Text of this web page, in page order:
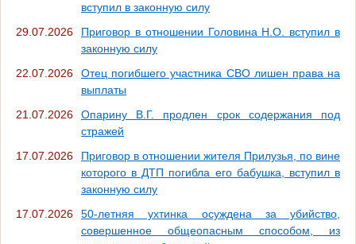
вступил в законную силу
29.07.2026
Приговор в отношении Головина Н.О. вступил в
законную силу
22.07.2026
Отец погибшего участника СВО лишен права на
выплаты
21.07.2026
Опарину В.Г. продлен срок содержания под
стражей
17.07.2026
Приговор в отношении жителя Прилузья, по вине
которого в ДТП погибла его бабушка, вступил в
законную силу
17.07.2026
50-летняя ухтинка осуждена за убийство,
совершенное общеопасным способом, из